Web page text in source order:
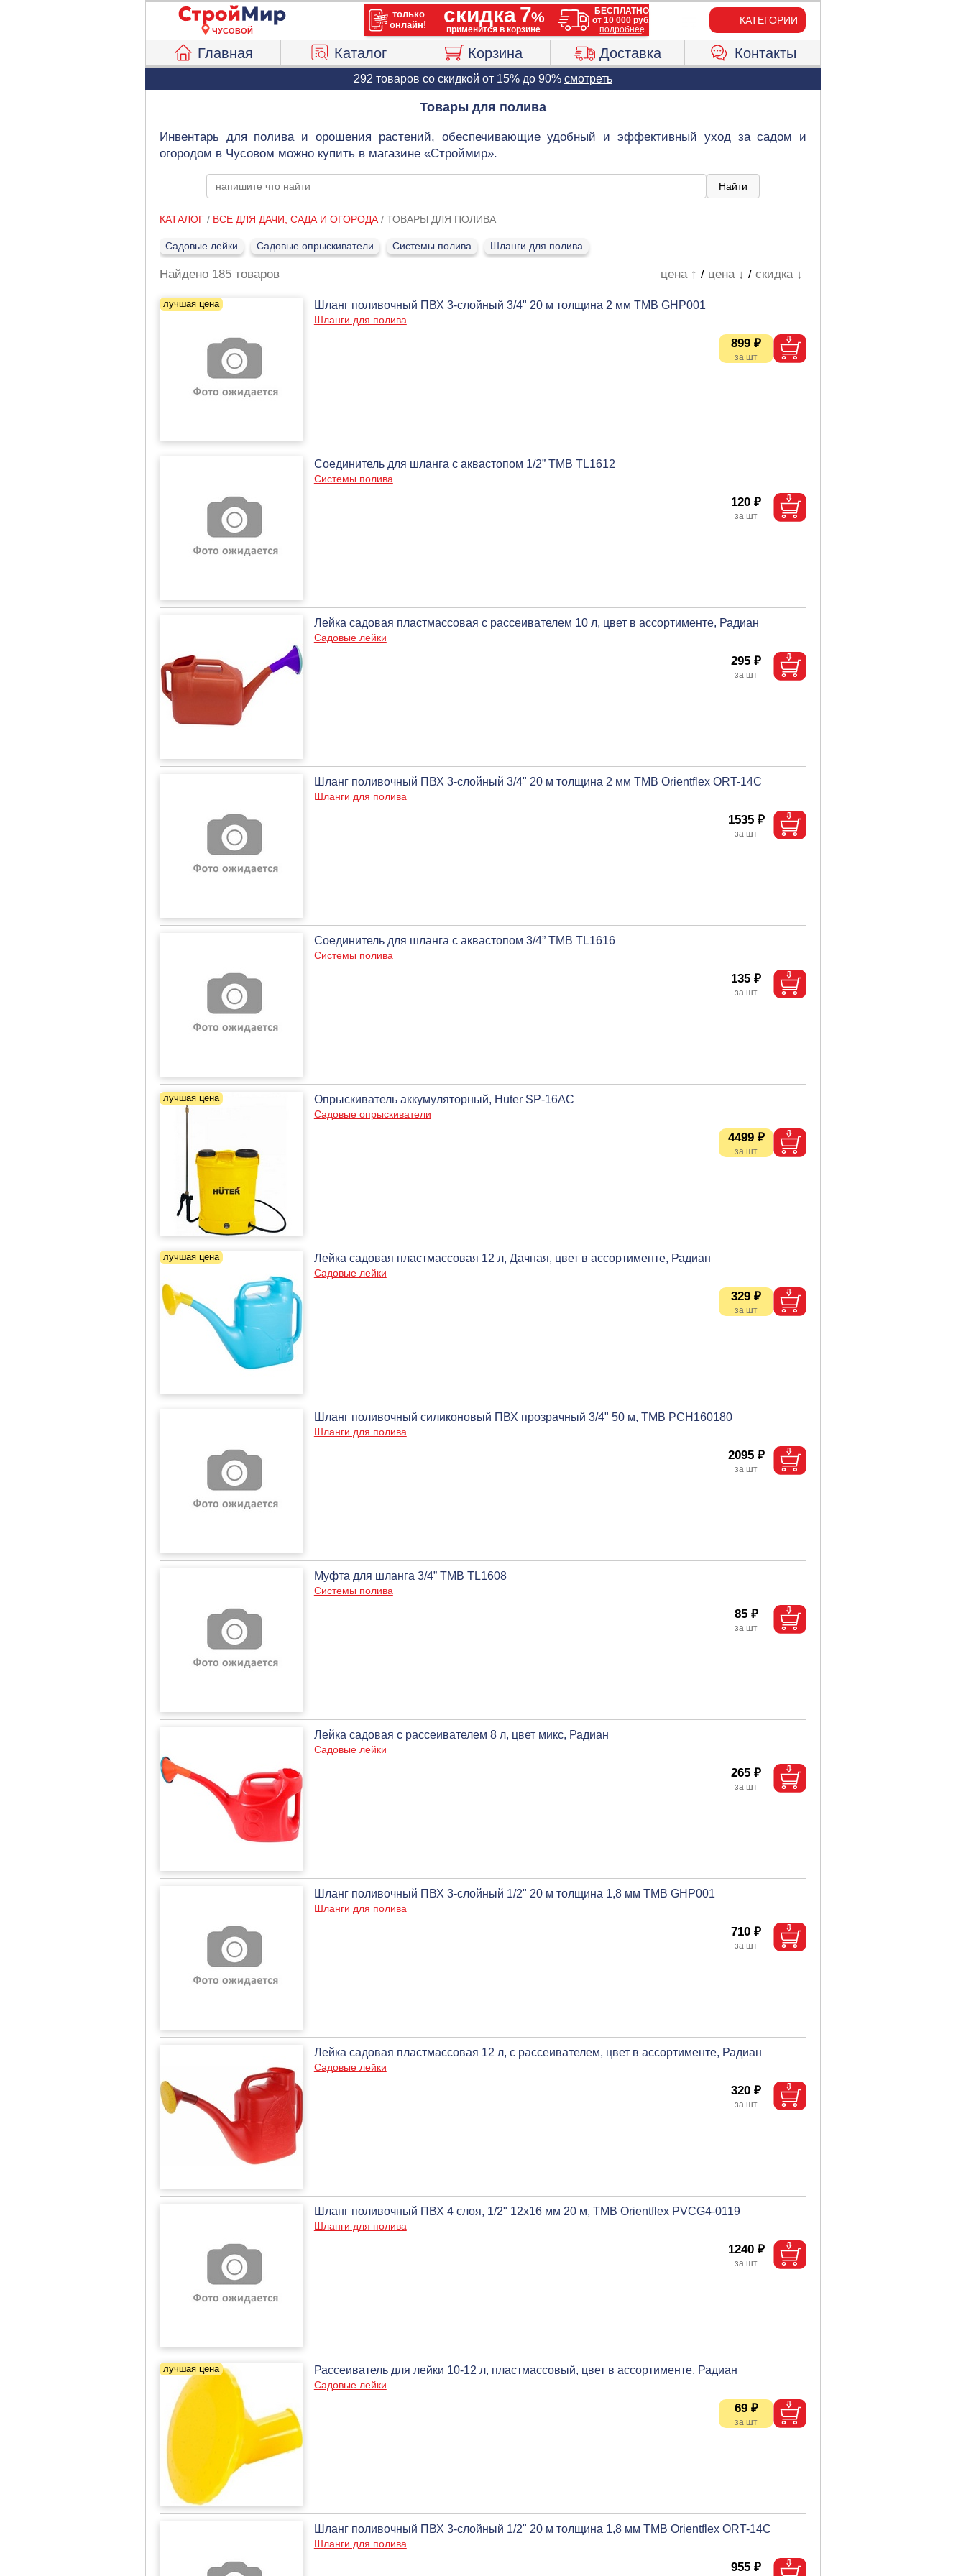
ЧУСОВОЙ
КАТЕГОРИИ
Главная Каталог Корзина Доставка Контакты
292 товаров со скидкой от 15% до 90% смотреть
Товары для полива
Инвентарь для полива и орошения растений, обеспечивающие удобный и эффективный уход за садом и
огородом в Чусовом можно купить в магазине «Строймир».
КАТАЛОГ/ ВСЕ ДЛЯ ДАЧИ, САДА И ОГОРОДА/ ТОВАРЫ ДЛЯ ПОЛИВА
Садовые лейки Садовые опрыскиватели Системы полива Шланги для полива
Найдено 185 товаров цена ↑ / цена ↓ /скидка ↓
Шланг поливочный ПВХ 3-слойный 3/4" 20 м толщина 2 мм ТМВ GHP001
Шланги для полива
899 ₽
Соединитель для шланга с аквастопом 1/2” ТМВ TL1612
Системы полива
120 ₽
Лейка садовая пластмассовая с рассеивателем 10 л, цвет в ассортименте, Радиан
Садовые лейки
295 ₽
Шланг поливочный ПВХ 3-слойный 3/4" 20 м толщина 2 мм ТМВ Orientflex ORT-14C
Шланги для полива
1535 ₽
Соединитель для шланга с аквастопом 3/4” ТМВ TL1616
Системы полива
135 ₽
Опрыскиватель аккумуляторный, Huter SP-16AC
Садовые опрыскиватели
4499 ₽
Лейка садовая пластмассовая 12 л, Дачная, цвет в ассортименте, Радиан
Садовые лейки
329 ₽
Шланг поливочный силиконовый ПВХ прозрачный 3/4" 50 м, ТМВ PCH160180
Шланги для полива
2095 ₽
Муфта для шланга 3/4” ТМВ TL1608
Системы полива
85 ₽
Лейка садовая с рассеивателем 8 л, цвет микс, Радиан
Садовые лейки
265 ₽
Шланг поливочный ПВХ 3-слойный 1/2" 20 м толщина 1,8 мм ТМВ GHP001
Шланги для полива
710 ₽
Лейка садовая пластмассовая 12 л, с рассеивателем, цвет в ассортименте, Радиан
Садовые лейки
320 ₽
Шланг поливочный ПВХ 4 слоя, 1/2" 12х16 мм 20 м, ТМВ Orientflex PVCG4-0119
Шланги для полива
1240 ₽
Рассеиватель для лейки 10-12 л, пластмассовый, цвет в ассортименте, Радиан
Садовые лейки
69 ₽
Шланг поливочный ПВХ 3-слойный 1/2" 20 м толщина 1,8 мм ТМВ Orientflex ORT-14C
Шланги для полива
955 ₽